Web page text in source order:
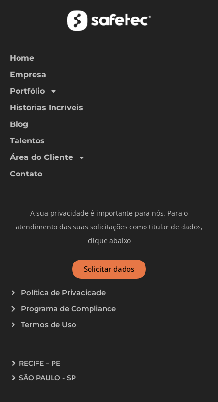
Home
Empresa
Portfólio
Histórias Incríveis
Blog
Talentos
Área do Cliente
Contato
A sua privacidade é importante para nós. Para o
atendimento das suas solicitações como titular de dados,
clique abaixo
Solicitar dados
Política de Privacidade
Programa de Compliance
Termos de Uso
RECIFE – PE
SÃO PAULO - SP